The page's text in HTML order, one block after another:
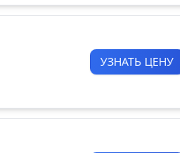
УЗНАТЬ ЦЕНУ